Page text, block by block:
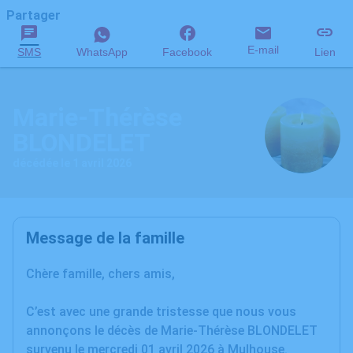
Partager
SMS WhatsApp Facebook E-mail Lien
Message de la famille
Chère famille, chers amis,
C’est avec une grande tristesse que nous vous
annonçons le décès de Marie-Thérèse BLONDELET
survenu le mercredi 01 avril 2026 à Mulhouse.